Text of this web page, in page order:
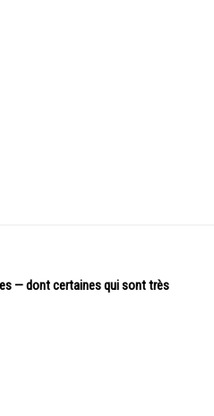
— dont certaines qui sont très